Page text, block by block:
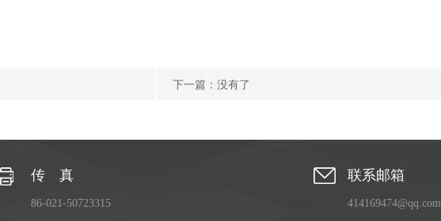
下一篇：没有了
传 真
86-021-50723315
联系邮箱
414169474@qq.com